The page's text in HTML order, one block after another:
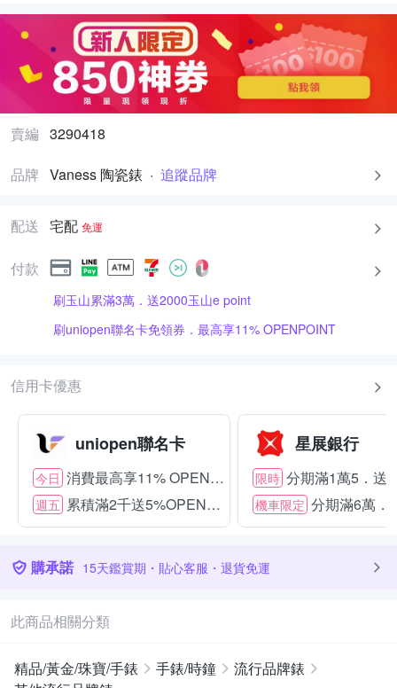
賣編 3290418
品牌 Vaness 陶瓷錶 · 追蹤品牌
配送 宅配 免運
付款
刷玉山累滿3萬．送2000玉山e point
刷uniopen聯名卡免領券．最高享11% OPENPOINT
信用卡優惠
uniopen聯名卡
今日 消費最高享11% OPENPOINT
週五 累積滿2千送5%OPENPOINT
星展銀行
限時 分期滿1萬5．送
機車限定 分期滿6萬．
購承諾 15天鑑賞期・貼心客服・退貨免運
此商品相關分類
精品/黃金/珠寶/手錶 手錶/時鐘
流行品牌錶